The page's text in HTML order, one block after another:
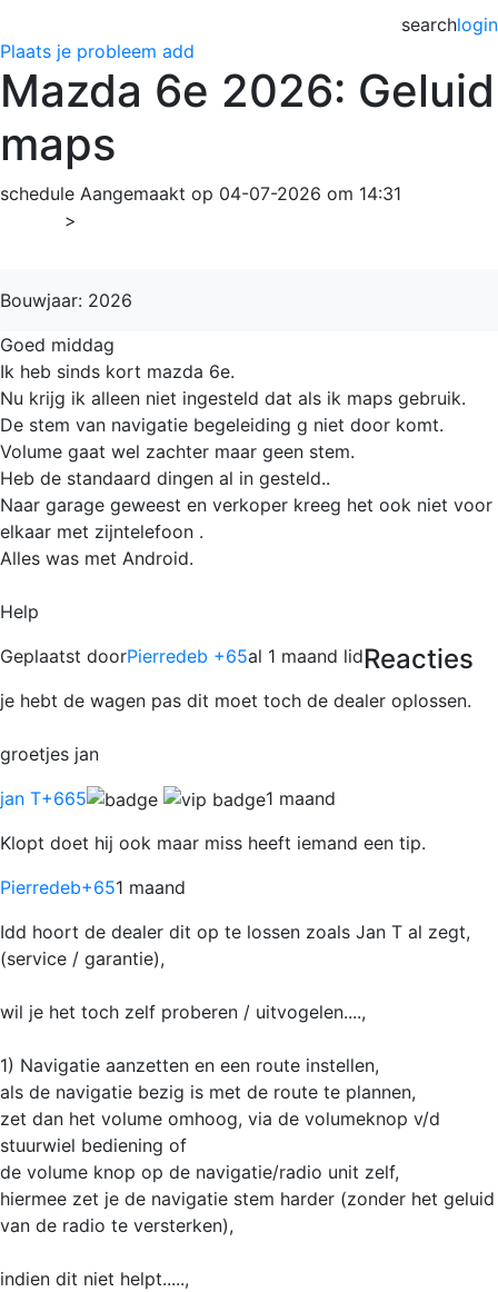
login
search
Plaats je probleem add
Mazda 6e 2026: Geluid
maps
schedule Aangemaakt op 04-07-2026 om 14:31
>
Bouwjaar: 2026
Goed middag
Ik heb sinds kort mazda 6e.
Nu krijg ik alleen niet ingesteld dat als ik maps gebruik.
De stem van navigatie begeleiding g niet door komt.
Volume gaat wel zachter maar geen stem.
Heb de standaard dingen al in gesteld..
Naar garage geweest en verkoper kreeg het ook niet voor
elkaar met zijntelefoon .
Alles was met Android.
Help
Geplaatst doorPierredeb +65al 1 maand lidReacties
je hebt de wagen pas dit moet toch de dealer oplossen.
groetjes jan
jan T+665
1 maand
Klopt doet hij ook maar miss heeft iemand een tip.
Pierredeb+651 maand
Idd hoort de dealer dit op te lossen zoals Jan T al zegt,
(service / garantie),
wil je het toch zelf proberen / uitvogelen....,
1) Navigatie aanzetten en een route instellen,
als de navigatie bezig is met de route te plannen,
zet dan het volume omhoog, via de volumeknop v/d
stuurwiel bediening of
de volume knop op de navigatie/radio unit zelf,
hiermee zet je de navigatie stem harder (zonder het geluid
van de radio te versterken),
indien dit niet helpt.....,